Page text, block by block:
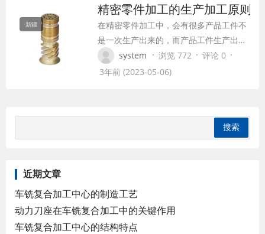
&nbsp…
新疆
精密零件加工的生产加工原则
在精密零件加工中，会有很多产品工件不
是一次生产出来的，而产品工件生产出来
的时候，只是一个粗略的模型。 如果工厂
变成了真正的产品，这其中就需要借助一
用价值的产品。 在精密零件加工时为了保
证精密加工的效率和所生产产品的质量，
进行精密…
system · 浏览 772 · 评论 0 ·
3年前 (2023-05-06)
近期文章
车铣复合加工中心的制造工艺
动力刀座在车铣复合加工中的关键作用
车铣复合加工中心的结构特点